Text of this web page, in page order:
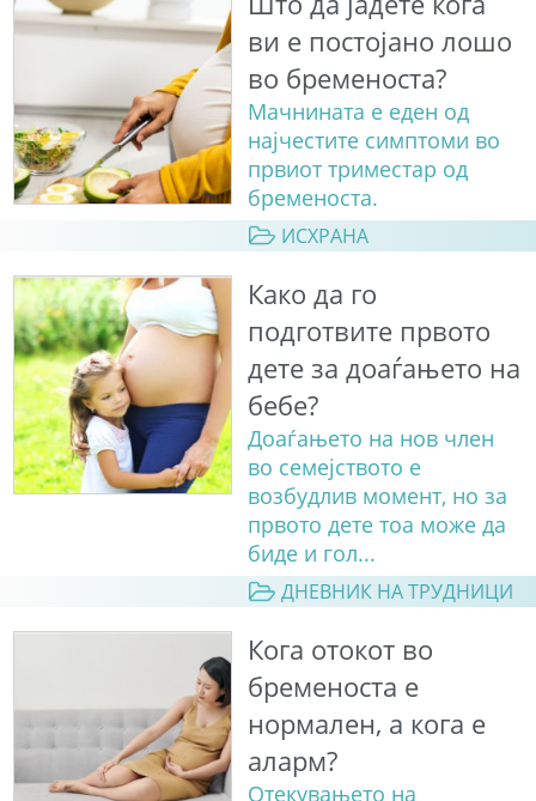
ви е постојано лошо
во бременоста?
Мачнината е еден од
најчестите симптоми во
првиот триместар од
бременоста.
ИСХРАНА
Како да го
подготвите првото
дете за доаѓањето на
бебе?
Доаѓањето на нов член
во семејството е
возбудлив момент, но за
првото дете тоа може да
биде и гол...
ДНЕВНИК НА ТРУДНИЦИ
Кога отокот во
бременоста е
нормален, а кога е
аларм?
Отекувањето на